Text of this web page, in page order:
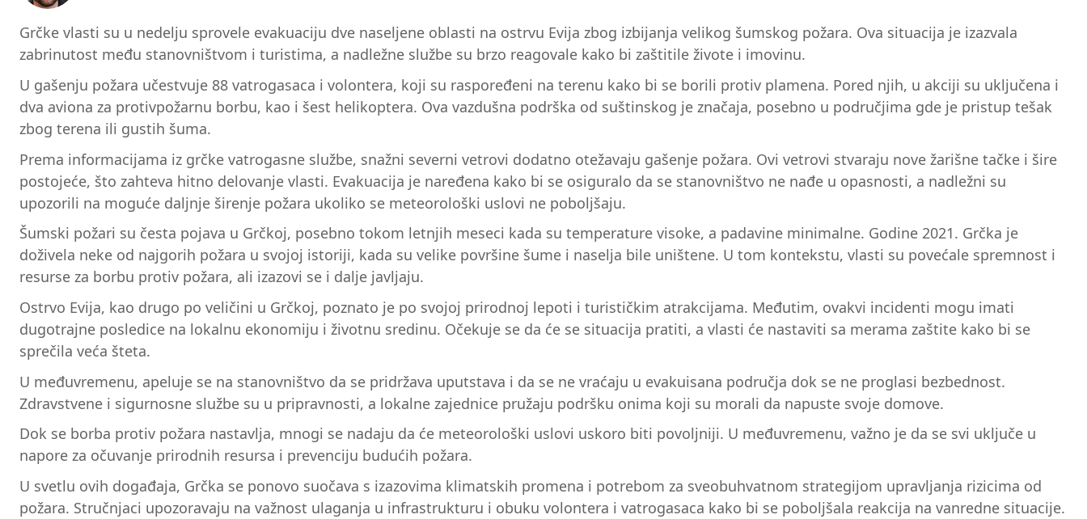
Grčke vlasti su u nedelju sprovele evakuaciju dve naseljene oblasti na ostrvu Evija zbog izbijanja velikog šumskog požara. Ova situacija je izazvala
zabrinutost među stanovništvom i turistima, a nadležne službe su brzo reagovale kako bi zaštitile živote i imovinu.
U gašenju požara učestvuje 88 vatrogasaca i volontera, koji su raspoređeni na terenu kako bi se borili protiv plamena. Pored njih, u akciji su uključena i
dva aviona za protivpožarnu borbu, kao i šest helikoptera. Ova vazdušna podrška od suštinskog je značaja, posebno u područjima gde je pristup tešak
zbog terena ili gustih šuma.
Prema informacijama iz grčke vatrogasne službe, snažni severni vetrovi dodatno otežavaju gašenje požara. Ovi vetrovi stvaraju nove žarišne tačke i šire
postojeće, što zahteva hitno delovanje vlasti. Evakuacija je naređena kako bi se osiguralo da se stanovništvo ne nađe u opasnosti, a nadležni su
upozorili na moguće daljnje širenje požara ukoliko se meteorološki uslovi ne poboljšaju.
Šumski požari su česta pojava u Grčkoj, posebno tokom letnjih meseci kada su temperature visoke, a padavine minimalne. Godine 2021. Grčka je
doživela neke od najgorih požara u svojoj istoriji, kada su velike površine šume i naselja bile uništene. U tom kontekstu, vlasti su povećale spremnost i
resurse za borbu protiv požara, ali izazovi se i dalje javljaju.
Ostrvo Evija, kao drugo po veličini u Grčkoj, poznato je po svojoj prirodnoj lepoti i turističkim atrakcijama. Međutim, ovakvi incidenti mogu imati
dugotrajne posledice na lokalnu ekonomiju i životnu sredinu. Očekuje se da će se situacija pratiti, a vlasti će nastaviti sa merama zaštite kako bi se
sprečila veća šteta.
U međuvremenu, apeluje se na stanovništvo da se pridržava uputstava i da se ne vraćaju u evakuisana područja dok se ne proglasi bezbednost.
Zdravstvene i sigurnosne službe su u pripravnosti, a lokalne zajednice pružaju podršku onima koji su morali da napuste svoje domove.
Dok se borba protiv požara nastavlja, mnogi se nadaju da će meteorološki uslovi uskoro biti povoljniji. U međuvremenu, važno je da se svi uključe u
napore za očuvanje prirodnih resursa i prevenciju budućih požara.
U svetlu ovih događaja, Grčka se ponovo suočava s izazovima klimatskih promena i potrebom za sveobuhvatnom strategijom upravljanja rizicima od
požara. Stručnjaci upozoravaju na važnost ulaganja u infrastrukturu i obuku volontera i vatrogasaca kako bi se poboljšala reakcija na vanredne situacije.